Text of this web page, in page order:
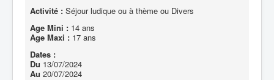
Activité : Séjour ludique ou à thème ou Divers
Age Mini : 14 ans
Age Maxi : 17 ans
Dates :
Du 13/07/2024
Au 20/07/2024